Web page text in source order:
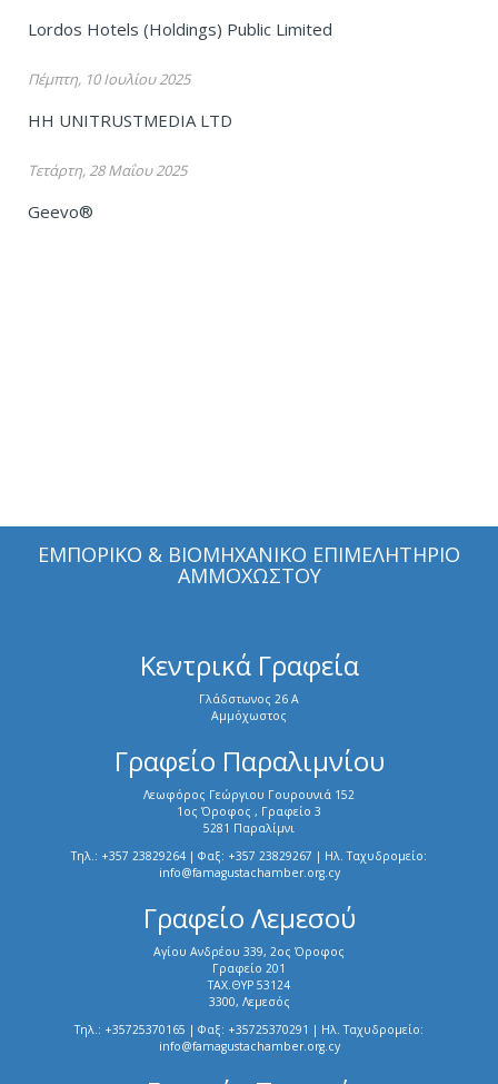
Lordos Hotels (Holdings) Public Limited
Πέμπτη, 10 Ιουλίου 2025
HH UNITRUSTMEDIA LTD
Τετάρτη, 28 Μαΐου 2025
Geevo®
ΕΜΠΟΡΙΚΟ & ΒΙΟΜΗΧΑΝΙΚΟ ΕΠΙΜΕΛΗΤΗΡΙΟ
ΑΜΜΟΧΩΣΤΟΥ
Κεντρικά Γραφεία
Γλάδστωνος 26 Α
Αμμόχωστος
Γραφείο Παραλιμνίου
Λεωφόρος Γεώργιου Γουρουνιά 152
1ος Όροφος , Γραφείο 3
5281 Παραλίμνι
Τηλ.: +357 23829264 | Φαξ: +357 23829267 | Ηλ. Ταχυδρομείο:
info@famagustachamber.org.cy
Γραφείο Λεμεσού
Αγίου Ανδρέου 339, 2ος Όροφος
Γραφείο 201
ΤΑΧ.ΘΥΡ 53124
3300, Λεμεσός
Τηλ.: +35725370165 | Φαξ: +35725370291 | Ηλ. Ταχυδρομείο:
info@famagustachamber.org.cy